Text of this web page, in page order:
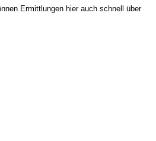
Ermittlungen hier auch schnell über